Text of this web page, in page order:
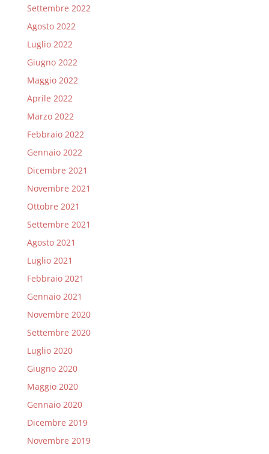
Settembre 2022
Agosto 2022
Luglio 2022
Giugno 2022
Maggio 2022
Aprile 2022
Marzo 2022
Febbraio 2022
Gennaio 2022
Dicembre 2021
Novembre 2021
Ottobre 2021
Settembre 2021
Agosto 2021
Luglio 2021
Febbraio 2021
Gennaio 2021
Novembre 2020
Settembre 2020
Luglio 2020
Giugno 2020
Maggio 2020
Gennaio 2020
Dicembre 2019
Novembre 2019